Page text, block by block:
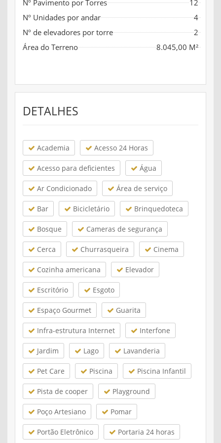
Nº Pavimento por Torres
12
Nº Unidades por andar
4
Nº de elevadores por torre
2
Área do Terreno
8.045,00 M²
DETALHES
Academia Acesso 24 Horas
Acesso para deficientes Água
Ar Condicionado Área de serviço
Bar Bicicletário Brinquedoteca
Bosque Cameras de segurança
Cerca Churrasqueira Cinema
Cozinha americana Elevador
Escritório Esgoto
Espaço Gourmet Guarita
Infra-estrutura Internet Interfone
Jardim Lago Lavanderia
Pet Care Piscina Piscina Infantil
Pista de cooper Playground
Poço Artesiano Pomar
Portão Eletrônico Portaria 24 horas